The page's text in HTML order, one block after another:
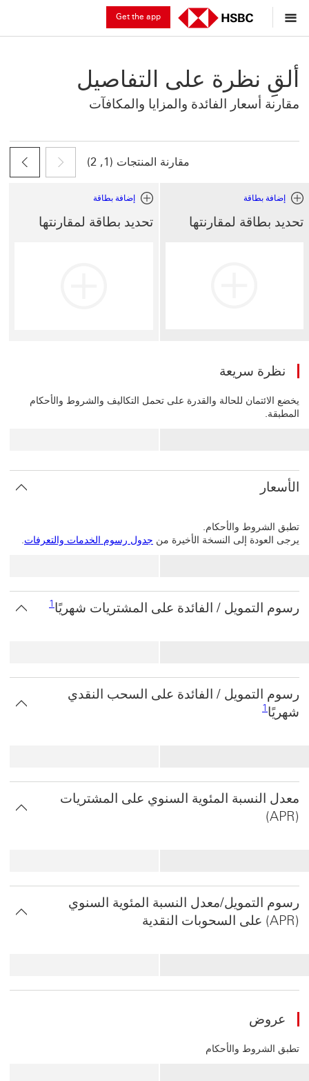
Get the app
ألقِ نظرة على التفاصيل
مقارنة أسعار الفائدة والمزايا والمكافآت
مقارنة المنتجات ( 1, 2
)
إضافة بطاقة
إضافة بطاقة تحديد بطاقة لمقارنتها
تحديد بطاقة لمقارنتها
إضافة بطاقة
إضافة بطاقة تحديد بطاقة لمقارنتها
تحديد بطاقة لمقارنتها
نظرة سريعة
يخضع الائتمان للحالة والقدرة على تحمل التكاليف والشروط والأحكام
المطبقة.
الأسعار
تطبق الشروط والأحكام.
يرجى العودة إلى النسخة الأخيرة من جدول رسوم الخدمات والتعرفات.
رسوم التمويل / الفائدة على المشتريات شهريًا 1
1
رسوم التمويل / الفائدة على السحب النقدي
شهريًا 1
1
معدل النسبة المئوية السنوي على المشتريات
(APR)
‏‫رسوم التمويل/معدل النسبة المئوية السنوي
(APR) على السحوبات النقدية
عروض
تطبق الشروط والأحكام